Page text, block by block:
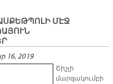
ՄԷՋ
16, 2019
Շիշլի
մարզակումբի